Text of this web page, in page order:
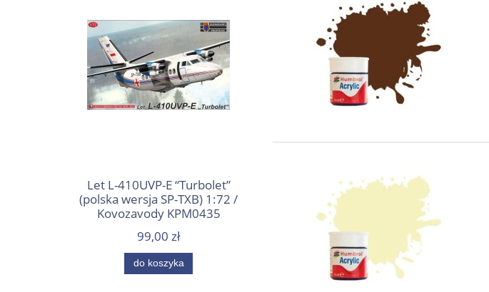
Let L-410UVP-E “Turbolet”
(polska wersja SP-TXB) 1:72 /
Kovozavody KPM0435
99,00 zł
do koszyka